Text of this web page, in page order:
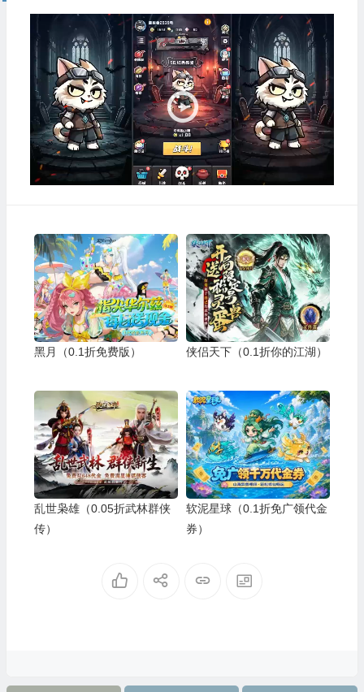
频
播
放
器
黑月（0.1折免费版） 侠侣天下（0.1折你的江湖）
乱世枭雄（0.05折武林群侠
传）
软泥星球（0.1折免广领代金
券）